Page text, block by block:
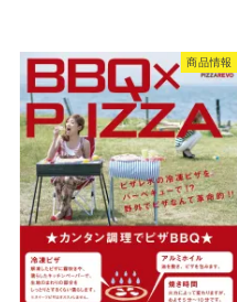
商品情報